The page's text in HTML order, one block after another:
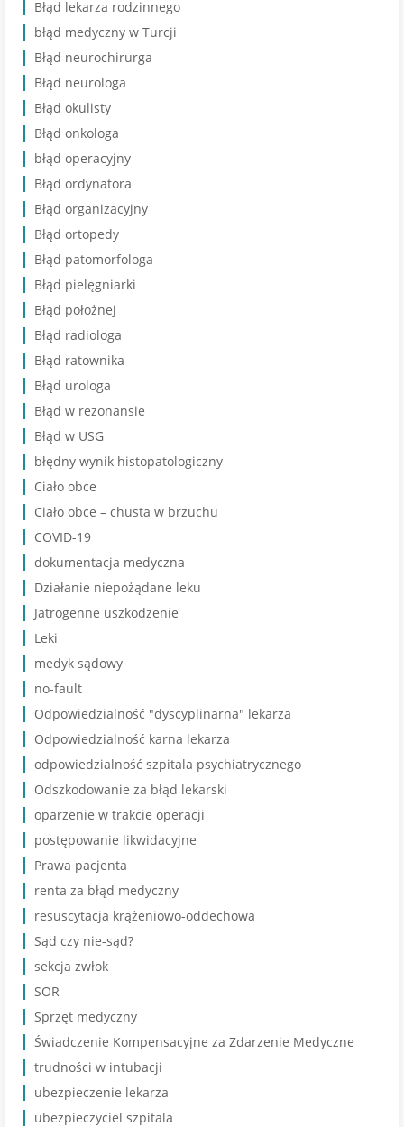
Błąd lekarza rodzinnego
błąd medyczny w Turcji
Błąd neurochirurga
Błąd neurologa
Błąd okulisty
Błąd onkologa
błąd operacyjny
Błąd ordynatora
Błąd organizacyjny
Błąd ortopedy
Błąd patomorfologa
Błąd pielęgniarki
Błąd położnej
Błąd radiologa
Błąd ratownika
Błąd urologa
Błąd w rezonansie
Błąd w USG
błędny wynik histopatologiczny
Ciało obce
Ciało obce – chusta w brzuchu
COVID-19
dokumentacja medyczna
Działanie niepożądane leku
Jatrogenne uszkodzenie
Leki
medyk sądowy
no-fault
Odpowiedzialność "dyscyplinarna" lekarza
Odpowiedzialność karna lekarza
odpowiedzialność szpitala psychiatrycznego
Odszkodowanie za błąd lekarski
oparzenie w trakcie operacji
postępowanie likwidacyjne
Prawa pacjenta
renta za błąd medyczny
resuscytacja krążeniowo-oddechowa
Sąd czy nie-sąd?
sekcja zwłok
SOR
Sprzęt medyczny
Świadczenie Kompensacyjne za Zdarzenie Medyczne
trudności w intubacji
ubezpieczenie lekarza
ubezpieczyciel szpitala